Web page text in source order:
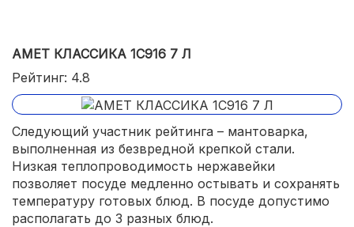
АМЕТ КЛАССИКА 1С916 7 Л
Рейтинг: 4.8
Следующий участник рейтинга – мантоварка,
выполненная из безвредной крепкой стали.
Низкая теплопроводимость нержавейки
позволяет посуде медленно остывать и сохранять
температуру готовых блюд. В посуде допустимо
располагать до 3 разных блюд.